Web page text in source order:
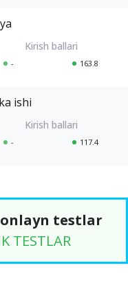
- 163.8
ishi
- 117.4
testlar
TESTLAR